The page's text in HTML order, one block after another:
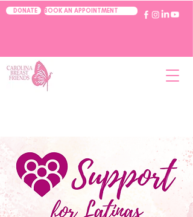
DONATE BOOK AN APPOINTMENT